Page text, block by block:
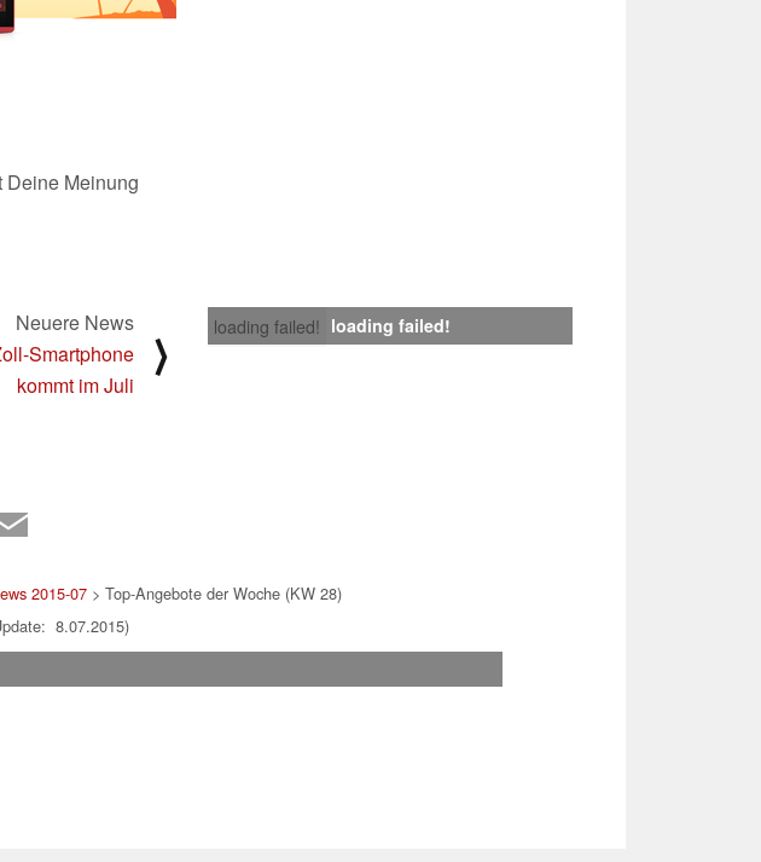
Deine Meinung
loading failed! loading failed!
Neuere News
Smartphone
kommt im Juli
⟩
2015-07 > Top-Angebote der Woche (KW 28)
8.07.2015)